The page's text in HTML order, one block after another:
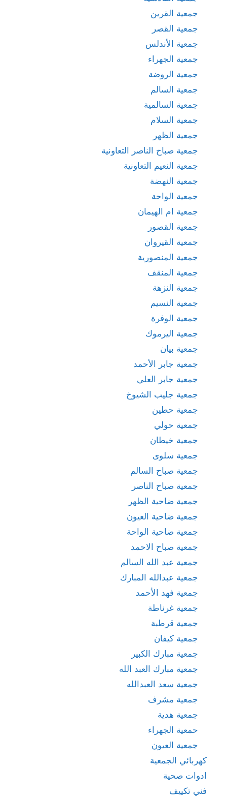
جمعية القرين
جمعية القصر
جمعية الأندلس
جمعية الجهراء
جمعية الروضة
جمعية السالم
جمعية السالمية
جمعية السلام
جمعية الظهر
جمعية صباح الناصر التعاونية
جمعية النعيم التعاونية
جمعية النهضة
جمعية الواحة
جمعية ام الهيمان
جمعية القصور
جمعية القيروان
جمعية المنصورية
جمعية المنقف
جمعية النزهة
جمعية النسيم
جمعية الوفرة
جمعية اليرموك
جمعية بيان
جمعية جابر الأحمد
جمعية جابر العلي
جمعية جليب الشيوخ
جمعية حطين
جمعية حولي
جمعية خيطان
جمعية سلوى
جمعية صباح السالم
جمعية صباح الناصر
جمعية ضاحية الظهر
جمعية ضاحية العيون
جمعية ضاحية الواحة
جمعية صباح الاحمد
جمعية عبد الله السالم
جمعية عبدالله المبارك
جمعية فهد الأحمد
جمعية غرناطة
جمعية قرطبة
جمعية كيفان
جمعية مبارك الكبير
جمعية مبارك العبد الله
جمعية سعد العبدالله
جمعية مشرف
جمعية هدية
حمعية الجهراء
جمعية العيون
كهربائي الجمعية
ادوات صحية
فني تكييف